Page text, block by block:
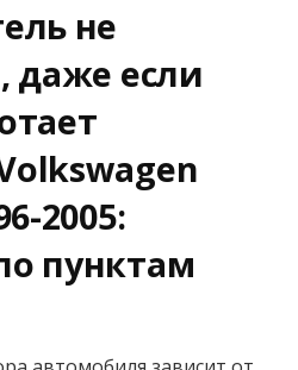
не
даже если
2005:
пунктам